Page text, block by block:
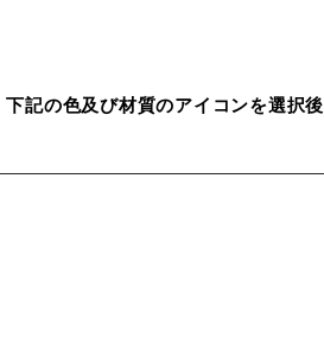
記の色及び材質のアイコンを選択